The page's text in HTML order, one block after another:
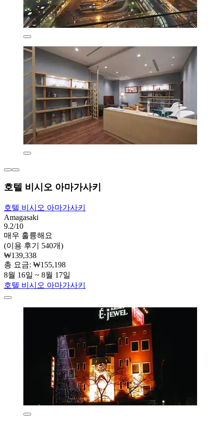
호텔 비시오 아마가사키
호텔 비시오 아마가사키
Amagasaki
9.2/10
매우 훌륭해요
(이용 후기 540개)
₩139,338
총 요금: ₩155,198
8월 16일 ~ 8월 17일
호텔 비시오 아마가사키